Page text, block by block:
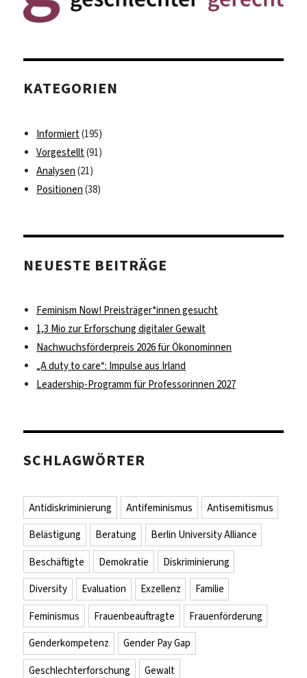
KATEGORIEN
Informiert(195)
Vorgestellt(91)
Analysen (21)
Positionen (38)
NEUESTE BEITRÄGE
Feminism Now! Preisträger*innen gesucht
1,3 Mio zur Erforschung digitaler Gewalt
Nachwuchsförderpreis 2026 für Ökonominnen
„A duty to care“: Impulse aus Irland
Leadership-Programm für Professorinnen 2027
SCHLAGWÖRTER
Antidiskriminierung Antifeminismus
Antisemitismus
Belästigung
Beratung
Berlin University Alliance
Beschäftigte
Demokratie
Diskriminierung
Diversity
Evaluation Exzellenz
Familie
Feminismus
Frauenbeauftragte
Frauenförderung
Genderkompetenz
Gender Pay Gap
Geschlechterforschung
Gewalt